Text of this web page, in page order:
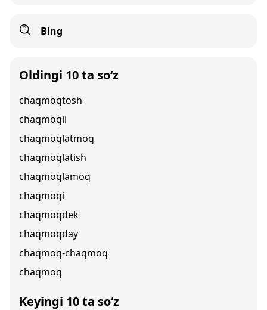
Bing
Oldingi 10 ta so‘z
chaqmoqtosh
chaqmoqli
chaqmoqlatmoq
chaqmoqlatish
chaqmoqlamoq
chaqmoqi
chaqmoqdek
chaqmoqday
chaqmoq-chaqmoq
chaqmoq
Keyingi 10 ta so‘z